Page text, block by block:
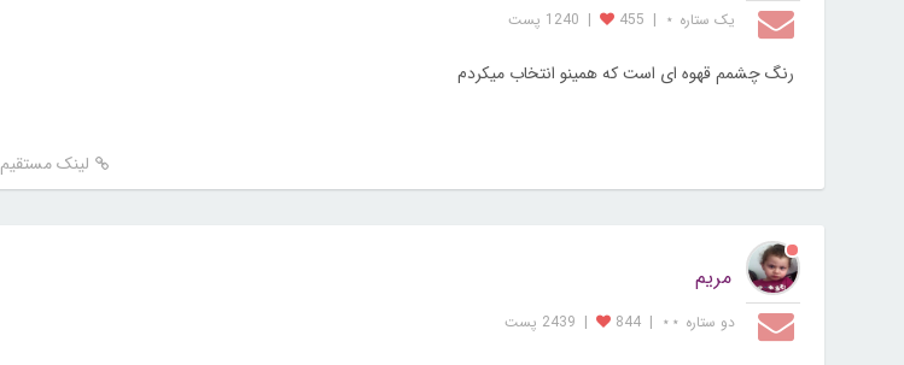
یک ستاره ⋆ |
455
| 1240 پست
رنگ چشمم قهوه ای است که همینو انتخاب میکردم
لینک مستقیم
مریم
دو ستاره ⋆⋆ |
844
| 2439 پست